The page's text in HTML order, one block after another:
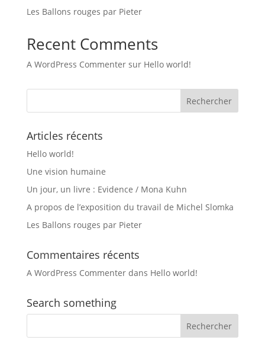
Les Ballons rouges par Pieter
Recent Comments
A WordPress Commentersur Hello world!
Articles récents
Hello world!
Une vision humaine
Un jour, un livre : Evidence / Mona Kuhn
A propos de l’exposition du travail de Michel Slomka
Les Ballons rouges par Pieter
Commentaires récents
A WordPress Commenterdans Hello world!
Search something